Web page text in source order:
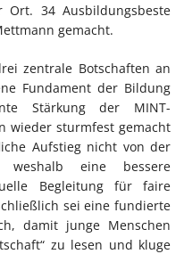
Ort. 34 Ausbildungsbeste
gemacht.
zentrale Botschaften an
Fundament der Bildung
Stärkung der MINT-
wieder sturmfest gemacht
Aufstieg nicht von der
weshalb eine bessere
Begleitung für faire
sei eine fundierte
damit junge Menschen
zu lesen und kluge